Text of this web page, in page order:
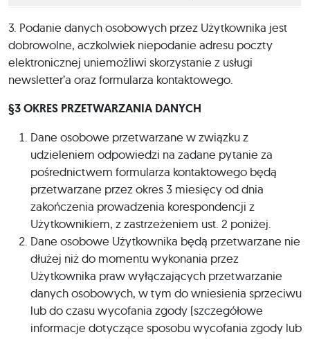
3. Podanie danych osobowych przez Użytkownika jest
dobrowolne, aczkolwiek niepodanie adresu poczty
elektronicznej uniemożliwi skorzystanie z usługi
newsletter’a oraz formularza kontaktowego.
§3 OKRES PRZETWARZANIA DANYCH
Dane osobowe przetwarzane w związku z
udzieleniem odpowiedzi na zadane pytanie za
pośrednictwem formularza kontaktowego będą
przetwarzane przez okres 3 miesięcy od dnia
zakończenia prowadzenia korespondencji z
Użytkownikiem, z zastrzeżeniem ust. 2 poniżej.
Dane osobowe Użytkownika będą przetwarzane nie
dłużej niż do momentu wykonania przez
Użytkownika praw wyłączających przetwarzanie
danych osobowych, w tym do wniesienia sprzeciwu
lub do czasu wycofania zgody (szczegółowe
informacje dotyczące sposobu wycofania zgody lub